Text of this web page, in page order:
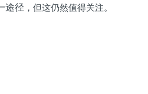
途径 ，但这仍然值得关注。